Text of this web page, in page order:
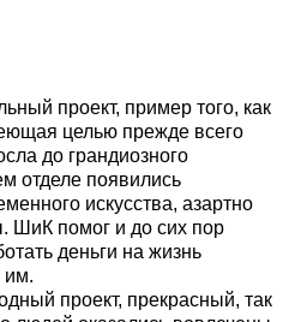
проект, пример того, как
целью прежде всего
до грандиозного
отделе появились
искусства, азартно
ШиК помог и до сих пор
деньги на жизнь
им.
проект, прекрасный, так